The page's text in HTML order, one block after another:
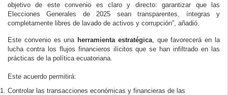
objetivo de este convenio es claro y directo: garantizar que las
Elecciones Generales de 2025 sean transparentes, íntegras y
completamente libres de lavado de activos y corrupción”, añadió.
Este convenio es una herramienta estratégica, que favorecerá en la
lucha contra los flujos financieros ilícitos que se han infiltrado en las
prácticas de la política ecuatoriana.
Este acuerdo permitirá:
Controlar las transacciones económicas y financieras de las